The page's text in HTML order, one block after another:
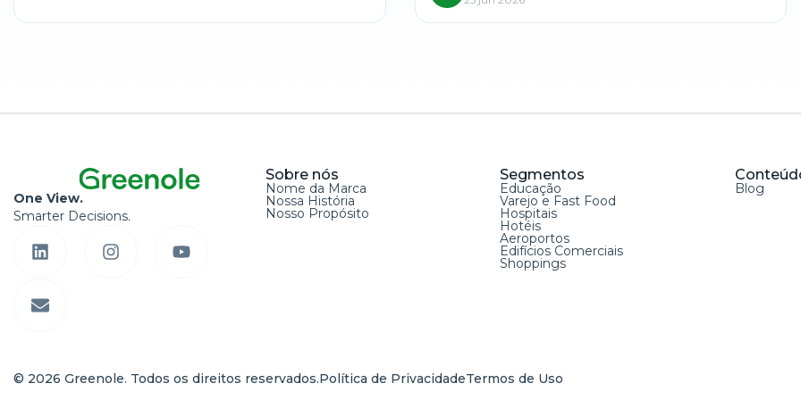
One View.
Smarter Decisions.
Sobre nós
Nome da Marca
Nossa História
Nosso Propósito
Segmentos
Educação
Varejo e Fast Food
Hospitais
Hotéis
Aeroportos
Edifícios Comerciais
Shoppings
Blog
© 2026 Greenole. Todos os direitos reservados.Política de PrivacidadeTermos de Uso